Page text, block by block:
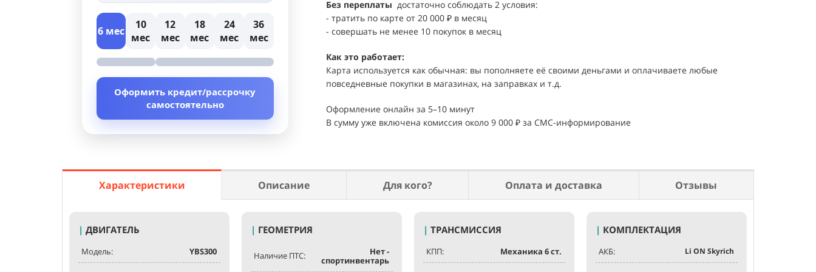
6 мес
10
мес
12
мес
18
мес
24
мес
36
мес
Оформить кредит/рассрочку
самостоятельно
Без переплаты достаточно соблюдать 2 условия:
- тратить по карте от 20 000 ₽ в месяц
- совершать не менее 10 покупок в месяц
Как это работает:
Карта используется как обычная: вы пополняете её своими деньгами и оплачиваете любые
повседневные покупки в магазинах, на заправках и т.д.
Оформление онлайн за 5–10 минут
В сумму уже включена комиссия около 9 000 ₽ за СМС-информирование
Характеристики Описание Для кого? Оплата и доставка Отзывы
| ДВИГАТЕЛЬ
Модель: YBS300
| ГЕОМЕТРИЯ
Наличие ПТС:
Нет -
спортинвентарь
| ТРАНСМИССИЯ
КПП: Механика 6 ст.
| КОМПЛЕКТАЦИЯ
АКБ: Li ON Skyrich